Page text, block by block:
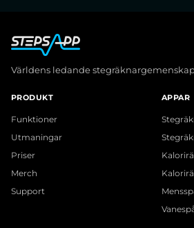
Världens ledande
PRODUKT
Funktioner
Utmaningar
Priser
Merch
Support
APPAR